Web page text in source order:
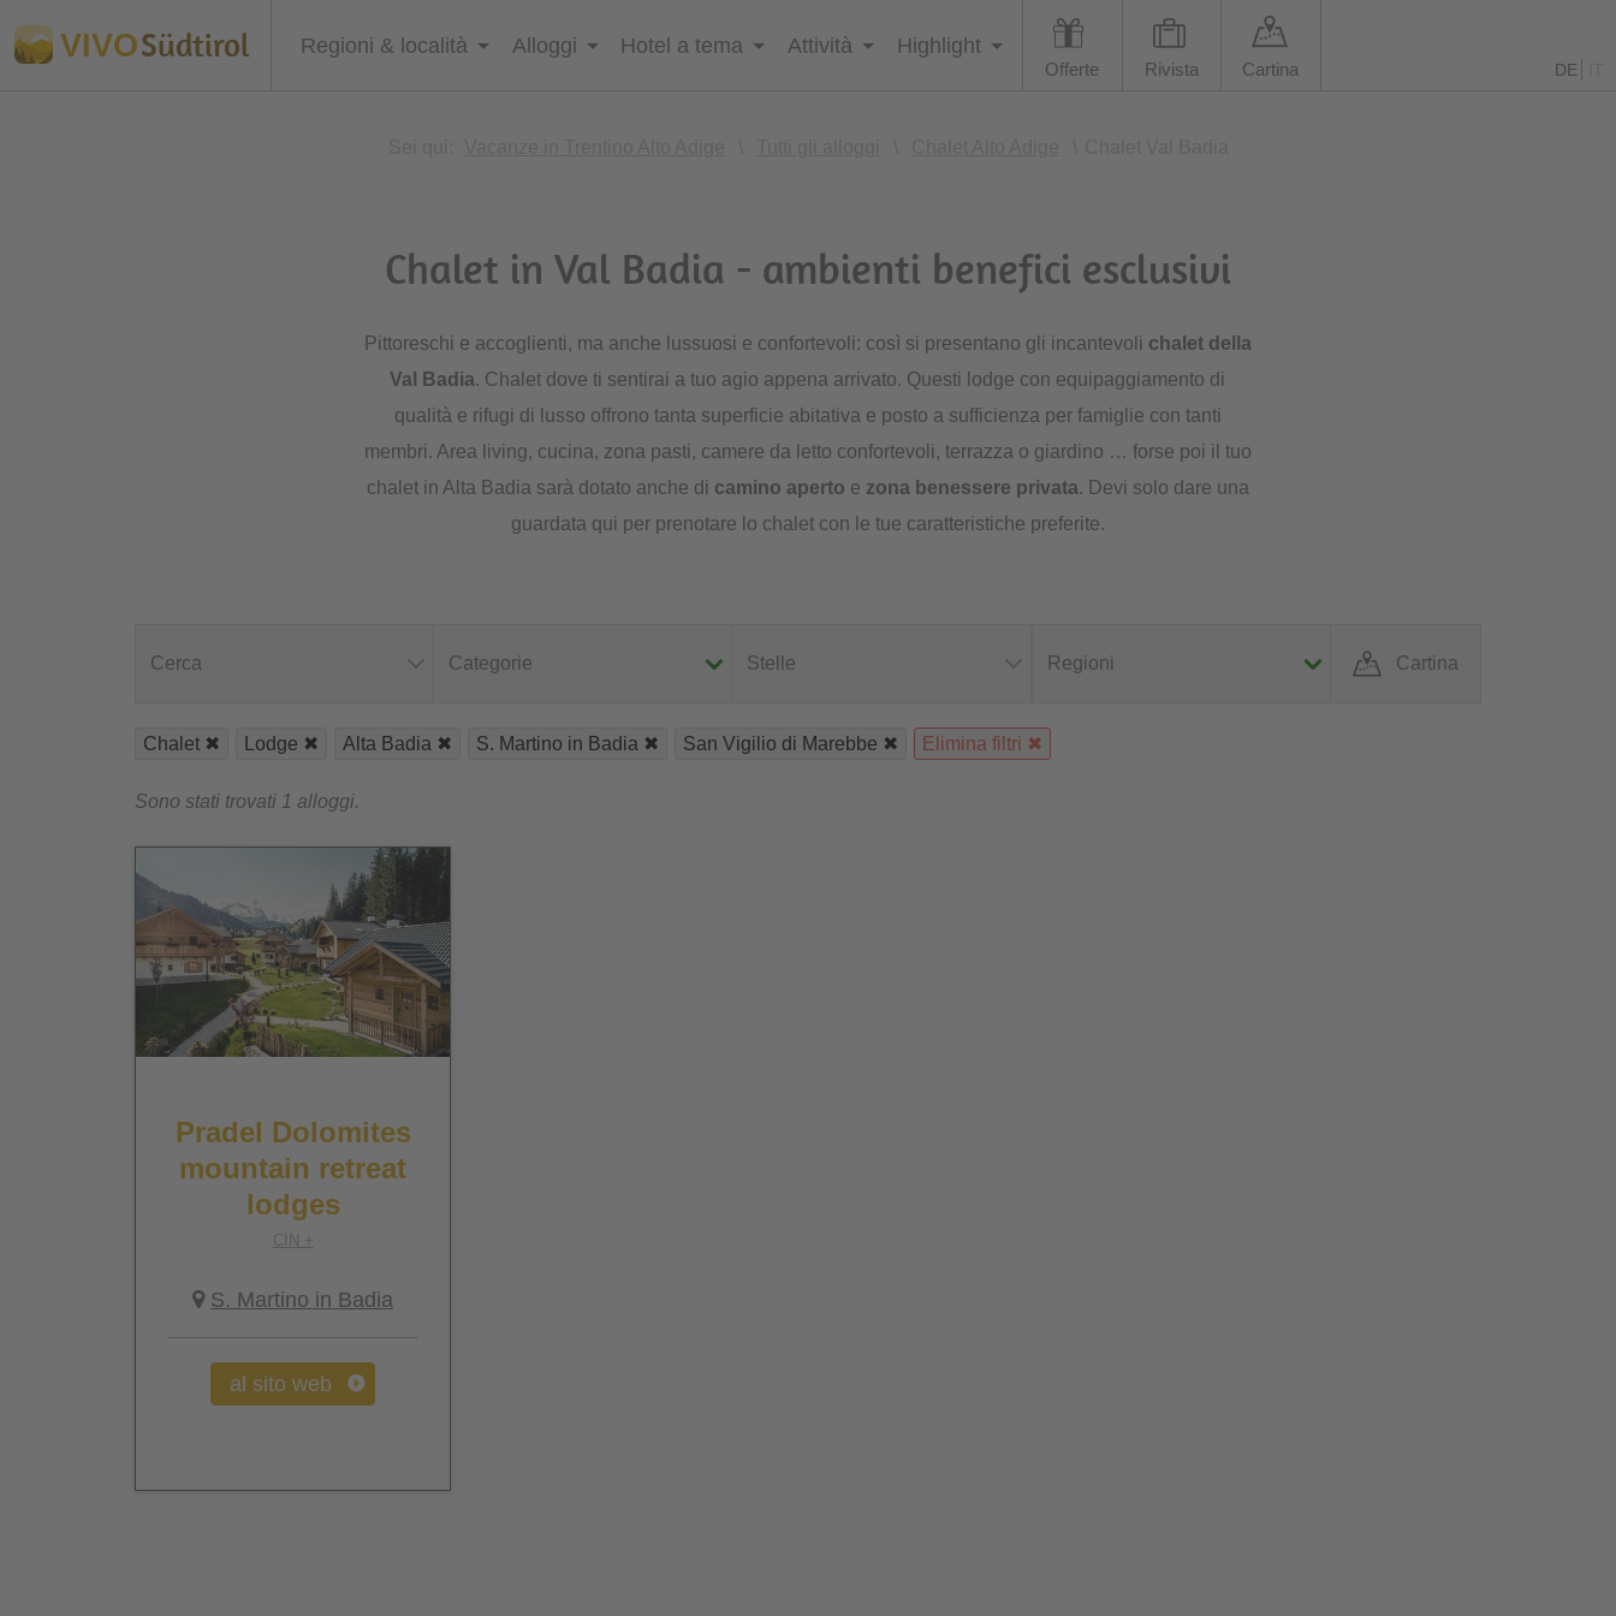
VIVOSüdtirol Regioni & località Alloggi Hotel a tema Attività Highlight
Offerte Rivista Cartina DE
Chalet in Val Badia - ambienti benefici esclusivi
Pittoreschi e accoglienti, ma anche lussuosi e confortevoli: così si presentano gli incantevoli chalet della
Val Badia. Chalet dove ti sentirai a tuo agio appena arrivato. Questi lodge con equipaggiamento di
qualità e rifugi di lusso offrono tanta superficie abitativa e posto a sufficienza per famiglie con tanti
membri. Area living, cucina, zona pasti, camere da letto confortevoli, terrazza o giardino … forse poi il tuo
chalet in Alta Badia sarà dotato anche di camino aperto e zona benessere privata. Devi solo dare una
guardata qui per prenotare lo chalet con le tue caratteristiche preferite.
Cerca Categorie Stelle Regioni Cartina
Chalet Lodge Alta Badia S. Martino in Badia San Vigilio di Marebbe Elimina filtri
Sono stati trovati 1 alloggi.
Pradel Dolomites
mountain retreat
lodges
CIN +
S. Martino in Badia
al sito web